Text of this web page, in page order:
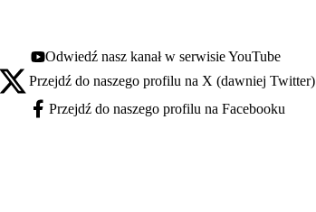
Youtube - otwiera się w nowej karcie
Odwiedź nasz kanał w serwisie YouTube
X - otwiera się w nowej karcie
Przejdź do naszego profilu na X (dawniej Twitter)
Facebook - otwiera się w nowej karcie
Przejdź do naszego profilu na Facebooku